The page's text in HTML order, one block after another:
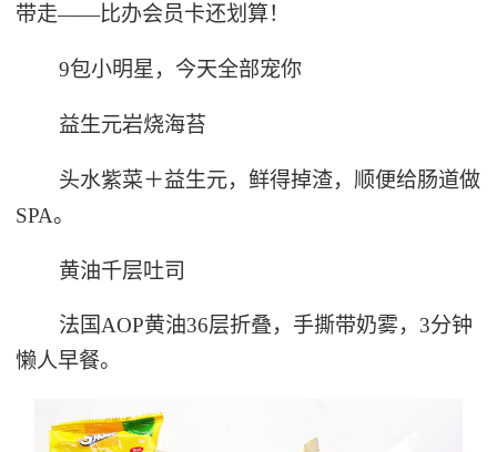
带走——比办会员卡还划算！
9包小明星，今天全部宠你
益生元岩烧海苔
头水紫菜＋益生元，鲜得掉渣，顺便给肠道做
SPA。
黄油千层吐司
法国AOP黄油36层折叠，手撕带奶雾，3分钟
懒人早餐。